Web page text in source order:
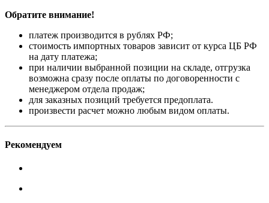
Обратите внимание!
платеж производится в рублях РФ;
стоимость импортных товаров зависит от курса ЦБ РФ
на дату платежа;
при наличии выбранной позиции на складе, отгрузка
возможна сразу после оплаты по договоренности с
менеджером отдела продаж;
для заказных позиций требуется предоплата.
произвести расчет можно любым видом оплаты.
Рекомендуем